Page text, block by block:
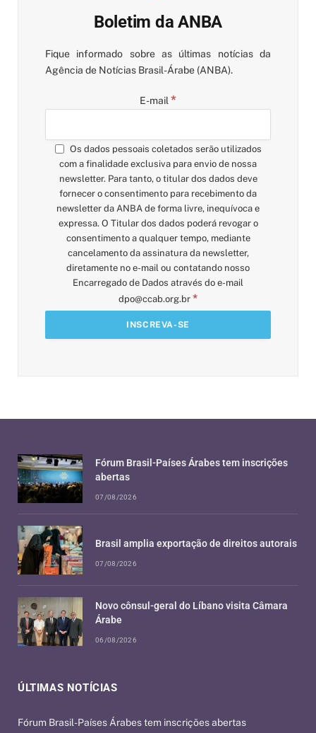
Boletim da ANBA
Fique informado sobre as últimas notícias da
Agência de Notícias Brasil-Árabe (ANBA).
E-mail *
Os dados pessoais coletados serão utilizados
com a finalidade exclusiva para envio de nossa
newsletter. Para tanto, o titular dos dados deve
fornecer o consentimento para recebimento da
newsletter da ANBA de forma livre, inequívoca e
expressa. O Titular dos dados poderá revogar o
consentimento a qualquer tempo, mediante
cancelamento da assinatura da newsletter,
diretamente no e-mail ou contatando nosso
Encarregado de Dados através do e-mail
dpo@ccab.org.br *
ÚLTIMAS NOTÍCIAS
Fórum Brasil-Países Árabes tem inscrições abertas
Fórum Brasil-Países Árabes tem inscrições
abertas
07/08/2026
Brasil amplia exportação de direitos autorais
07/08/2026
Novo cônsul-geral do Líbano visita Câmara
Árabe
06/08/2026